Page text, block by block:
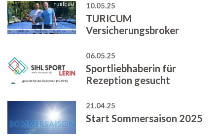
10.05.25
TURICUM
Versicherungsbroker
06.05.25
Sportliebhaberin für
Rezeption gesucht
21.04.25
Start Sommersaison 2025